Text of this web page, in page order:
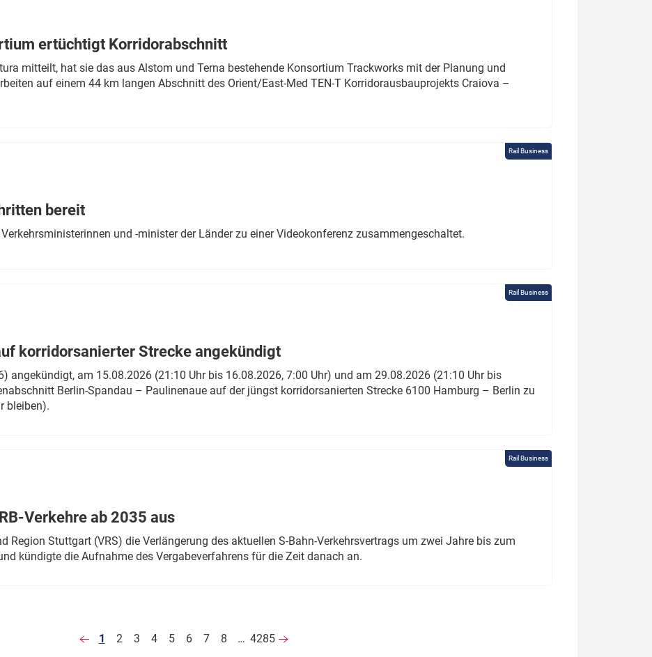
ertüchtigt Korridorabschnitt
mitteilt, hat sie das aus Alstom und Terna bestehende Konsortium Trackworks mit der Planung und
auf einem 44 km langen Abschnitt des Orient/East-Med TEN-T Korridorausbauprojekts Craiova –
Rail Business
bereit
und -minister der Länder zu einer Videokonferenz zusammengeschaltet.
Rail Business
korridorsanierter Strecke angekündigt
angekündigt, am 15.08.2026 (21:10 Uhr bis 16.08.2026, 7:00 Uhr) und am 29.08.2026 (21:10 Uhr bis
Berlin-Spandau – Paulinenaue auf der jüngst korridorsanierten Strecke 6100 Hamburg – Berlin zu
bleiben).
Rail Business
Verkehre ab 2035 aus
Region Stuttgart (VRS) die Verlängerung des aktuellen S-Bahn-Verkehrsvertrags um zwei Jahre bis zum
kündigte die Aufnahme des Vergabeverfahrens für die Zeit danach an.
1 2 3 4 5 6 7 8 … 4285